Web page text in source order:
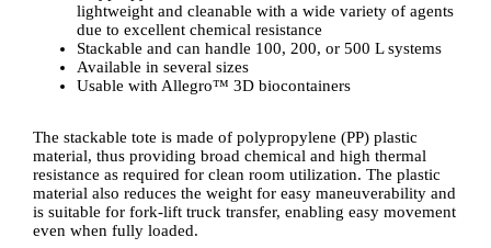
lightweight and cleanable with a wide variety of agents
due to excellent chemical resistance
Stackable and can handle 100, 200, or 500 L systems
Available in several sizes
Usable with Allegro™ 3D biocontainers
The stackable tote is made of polypropylene (PP) plastic
material, thus providing broad chemical and high thermal
resistance as required for clean room utilization. The plastic
material also reduces the weight for easy maneuverability and
is suitable for fork-lift truck transfer, enabling easy movement
even when fully loaded.